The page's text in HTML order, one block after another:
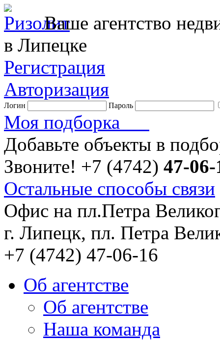
Ваше агентство
в Липецке
Регистрация
Авторизация
Логин Пароль
Моя подборка
Добавьте объекты в
Звоните! +7 (4742) 47-06-
Остальные способы связи
Офис на пл.Петра
г. Липецк, пл. Петра
+7 (4742) 47-06-16
Об агентстве
Об агентстве
Наша команда